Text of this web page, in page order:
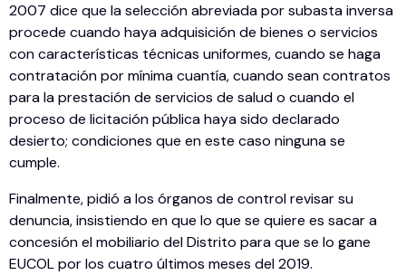
2007 dice que la selección abreviada por subasta inversa
procede cuando haya adquisición de bienes o servicios
con características técnicas uniformes, cuando se haga
contratación por mínima cuantía, cuando sean contratos
para la prestación de servicios de salud o cuando el
proceso de licitación pública haya sido declarado
desierto; condiciones que en este caso ninguna se
cumple.
Finalmente, pidió a los órganos de control revisar su
denuncia, insistiendo en que lo que se quiere es sacar a
concesión el mobiliario del Distrito para que se lo gane
EUCOL por los cuatro últimos meses del 2019.